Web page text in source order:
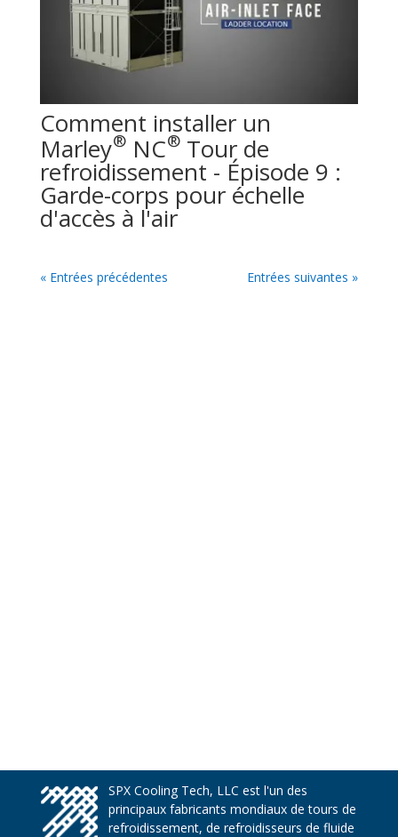
Comment installer un
Marley®NC®Tour de
refroidissement - Épisode 9 :
Garde-corps pour échelle
d'accès à l'air
« Entrées précédentes Entrées suivantes »
SPX Cooling Tech, LLC est l'un des
principaux fabricants mondiaux de tours de
refroidissement, de refroidisseurs de fluide